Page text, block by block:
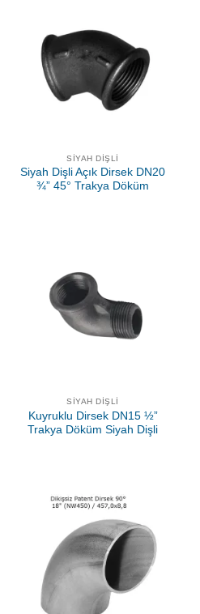
SIYAH DIŞLI
Siyah Dişli Açık Dirsek DN20
¾” 45° Trakya Döküm
SIYAH DIŞLI
Kuyruklu Dirsek DN15 ½”
Trakya Döküm Siyah Dişli